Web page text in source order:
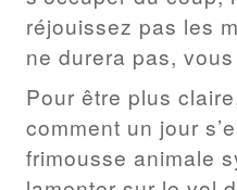
réjouissez pas les
ne durera pas,
Pour être plus
comment un jour
frimousse animale